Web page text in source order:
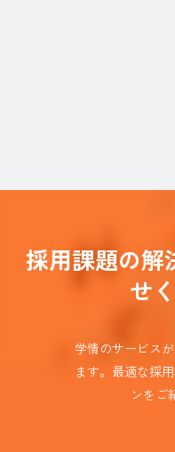
採用課題の解
せ
学情のサービス
ます。 最適な採
ンを ご